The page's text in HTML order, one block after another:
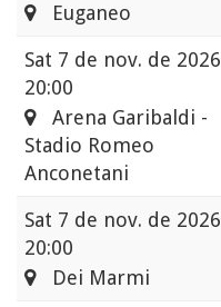
Euganeo
Sat 7 de nov. de 2026
20:00
Arena Garibaldi -
Stadio Romeo
Anconetani
Sat 7 de nov. de 2026
20:00
Dei Marmi